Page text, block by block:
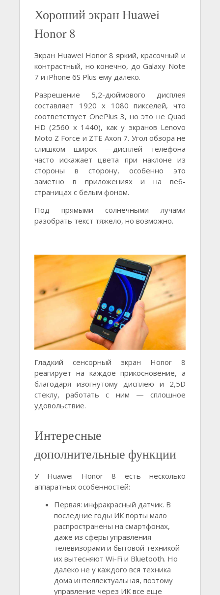
Хороший экран Huawei
Honor 8
Экран Huawei Honor 8 яркий, красочный и
контрастный, но конечно, до Galaxy Note
7 и iPhone 6S Plus ему далеко.
Разрешение 5,2-дюймового дисплея
составляет 1920 х 1080 пикселей, что
соответствует OnePlus 3, но это не Quad
HD (2560 х 1440), как у экранов Lenovo
Moto Z Force и ZTE Axon 7. Угол обзора не
слишком широк —дисплей телефона
часто искажает цвета при наклоне из
стороны в сторону, особенно это
заметно в приложениях и на веб-
страницах с белым фоном.
Под прямыми солнечными лучами
разобрать текст тяжело, но возможно.
Гладкий сенсорный экран Honor 8
реагирует на каждое прикосновение, а
благодаря изогнутому дисплею и 2,5D
стеклу, работать с ним — сплошное
удовольствие.
Интересные
дополнительные функции
У Huawei Honor 8 есть несколько
аппаратных особенностей:
Первая: инфракрасный датчик. В
последние годы ИК порты мало
распространены на смартфонах,
даже из сферы управления
телевизорами и бытовой техникой
их вытесняют Wi-Fi и Bluetooth. Но
далеко не у каждого вся техника
дома интеллектуальная, поэтому
управление через ИК все еще